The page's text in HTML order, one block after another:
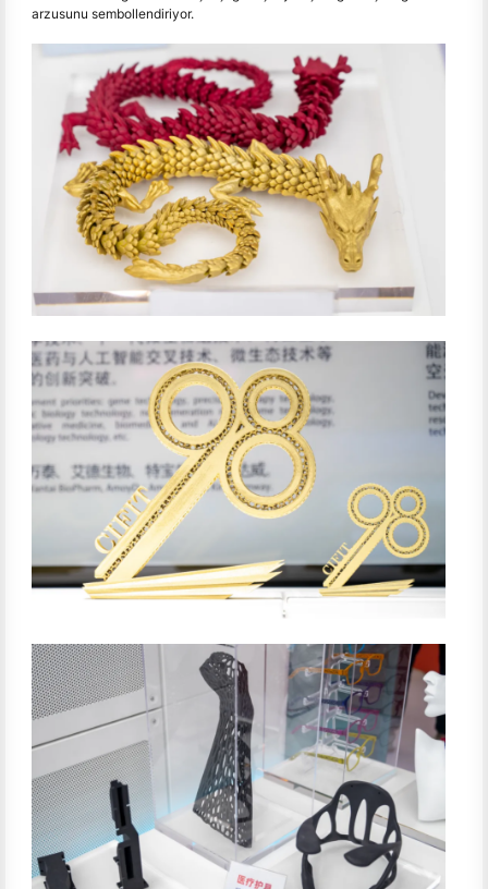
arzusunu sembollendiriyor.